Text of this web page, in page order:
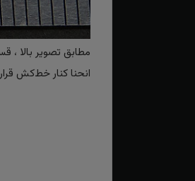
مطابق تصویر بالا ،
انحنا کنار خط‌کش